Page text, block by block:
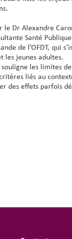
le Dr Alexandre
Santé
de l’OFDT, qui
les jeunes adultes.
les limites
liés au
des effets parfois